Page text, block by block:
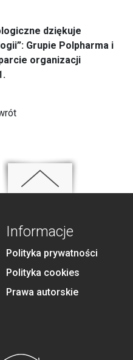
dziękuje
Grupie Polpharma i
organizacji
Informacje
Polityka prywatności
Polityka cookies
Prawa autorskie